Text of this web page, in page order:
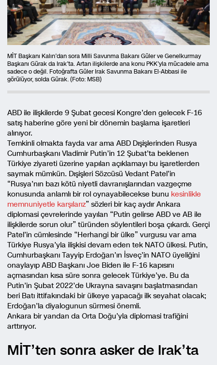
MİT Başkanı Kalın’dan sora Milli Savunma Bakanı Güler ve Genelkurmay
Başkanı Gürak da Irak’ta. Artan ilişkilerde ana konu PKK’yla mücadele ama
sadece o değil. Fotoğrafta Güler Irak Savunma Bakanı El-Abbasi ile
görülüyor, solda Gürak. (Foto: MSB)
ABD ile ilişkilerde 9 Şubat gecesi Kongre’den gelecek F-16
satış haberine göre yeni bir dönemin başlama işaretleri
alınıyor.
Temkinli olmakta fayda var ama ABD Dışişlerinden Rusya
Cumhurbaşkanı Vladimir Putin’in 12 Şubat’ta beklenen
Türkiye ziyareti üzerine yapılan açıklamayı bu işaretlerden
saymak mümkün. Dışişleri Sözcüsü Vedant Patel’in
“Rusya’nın bazı kötü niyetli davranışlarından vazgeçme
konusunda anlamlı bir rol oynayabilecekse bunu kesinlikle
memnuniyetle karşılarız” sözleri bir kaç aydır Ankara
diplomasi çevrelerinde yayılan “Putin gelirse ABD ve AB ile
ilişkilerde sorun olur” türünden söylentileri boşa çıkardı. Gerçi
Patel’in cümlesinde “Herhangi bir ülke” vurgusu var ama
Türkiye Rusya’yla ilişkisi devam eden tek NATO ülkesi. Putin,
Cumhurbaşkanı Tayyip Erdoğan’ın İsveç’in NATO üyeliğini
onaylayıp ABD Başkanı Joe Biden ile F-16 kapısını
açmasından kısa süre sonra gelecek Türkiye’ye. Bu da
Putin’in Şubat 2022’de Ukrayna savaşını başlatmasından
beri Batı ittifakındaki bir ülkeye yapacağı ilk seyahat olacak;
Erdoğan’la diyalogunun sürmesi önemli.
Ankara bir yandan da Orta Doğu’yla diplomasi trafiğini
arttırıyor.
MİT’ten sonra asker de Irak’ta